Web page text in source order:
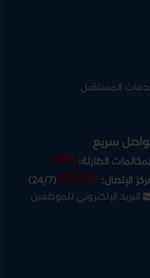
المستقبل
سريع
الطارئة:999
الإتصال:07-901
(24/7)
الإلكتروني للموظفين